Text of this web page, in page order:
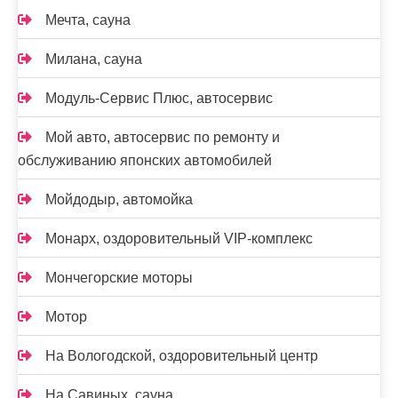
Мечта, сауна
Милана, сауна
Модуль-Сервис Плюс, автосервис
Мой авто, автосервис по ремонту и
обслуживанию японских автомобилей
Мойдодыр, автомойка
Монарх, оздоровительный VIP-комплекс
Мончегорские моторы
Мотор
На Вологодской, оздоровительный центр